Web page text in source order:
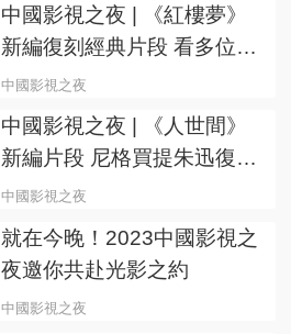
中國影視之夜 | 《紅樓夢》
新編復刻經典片段 看多位總
台主持人記者齊聚大觀園
中國影視之夜
中國影視之夜 | 《人世間》
新編片段 尼格買提朱迅復刻
秉昆鄭娟相遇名場面
中國影視之夜
就在今晚！2023中國影視之
夜邀你共赴光影之約
中國影視之夜